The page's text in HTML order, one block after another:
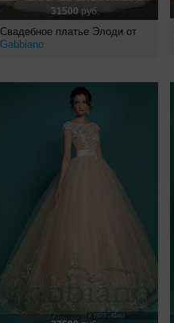
31500руб.
Свадебное платье Элоди от
Gabbiano